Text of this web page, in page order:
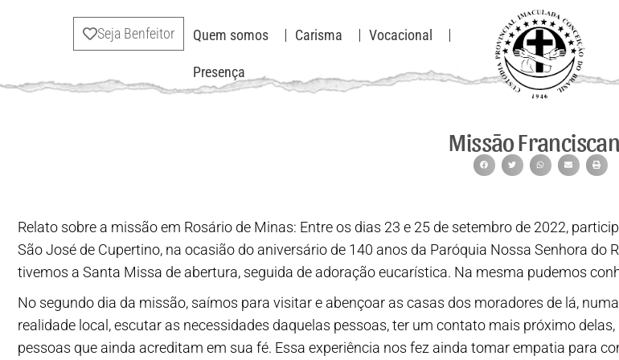
Seja Benfeitor Quem somos Carisma Vocacional
Presença
Missão
Relato sobre a missão em Rosário de Minas: Entre os dias 23 e 25 de setembro de 2022,
São José de Cupertino, na ocasião do aniversário de 140 anos da Paróquia Nossa Senhora
tivemos a Santa Missa de abertura, seguida de adoração eucarística. Na mesma pudemos
No segundo dia da missão, saímos para visitar e abençoar as casas dos moradores de lá,
realidade local, escutar as necessidades daquelas pessoas, ter um contato mais próximo
pessoas que ainda acreditam em sua fé. Essa experiência nos fez ainda tomar empatia para